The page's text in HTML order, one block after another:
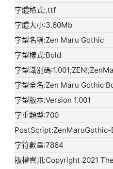
字體格式:.ttf
字體大小:3.60Mb
字型名稱:Zen Maru Gothic
字型樣式:Bold
字型識別碼
字型全名:Zen Maru Gothic
字型版本:Version 1.001
字重類型:700
PostScript:ZenMaruGothic-
字符數量:7864
版權資訊:Copyright 2021